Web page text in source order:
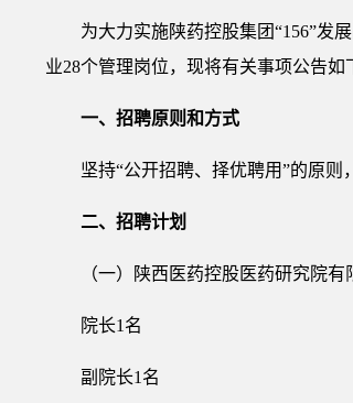
为大力实施陕药控股集团“156”发
业28个管理岗位，现将有关事项公告如
一、招聘原则和方式
坚持“公开招聘、择优聘用”的原则
二、招聘计划
（一）陕西医药控股医药研究院有
院长1名
副院长1名